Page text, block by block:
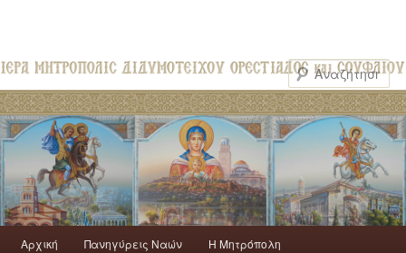
Αρχική Πανηγύρεις Ναών H Mητρόπολη